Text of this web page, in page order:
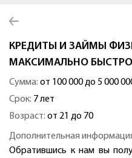
КРЕДИТЫ И ЗАЙМЫ
МАКСИМАЛЬНО
Сумма: от 100 000 до 5 000
Срок: 7 лет
Возраст: от 21 до 70
Дополнительная
Обратившись к нам вы